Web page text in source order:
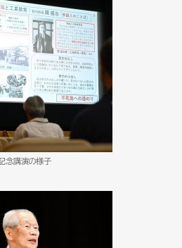
念講演の様子